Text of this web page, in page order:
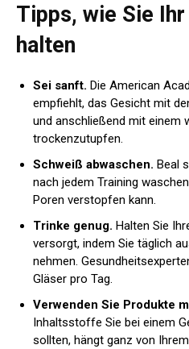
Tipps, wie Sie
halten
Sei sanft. Die American
empfiehlt, das Gesicht mit
und anschließend mit einem
trockenzutupfen.
Schweiß abwaschen. Beal
nach jedem Training
Poren verstopfen kann.
Trinke genug. Halten Sie
versorgt, indem Sie täglich
nehmen.
Gläser pro Tag.
Verwenden Sie Produkte
Inhaltsstoffe Sie bei einem
sollten, hängt ganz von